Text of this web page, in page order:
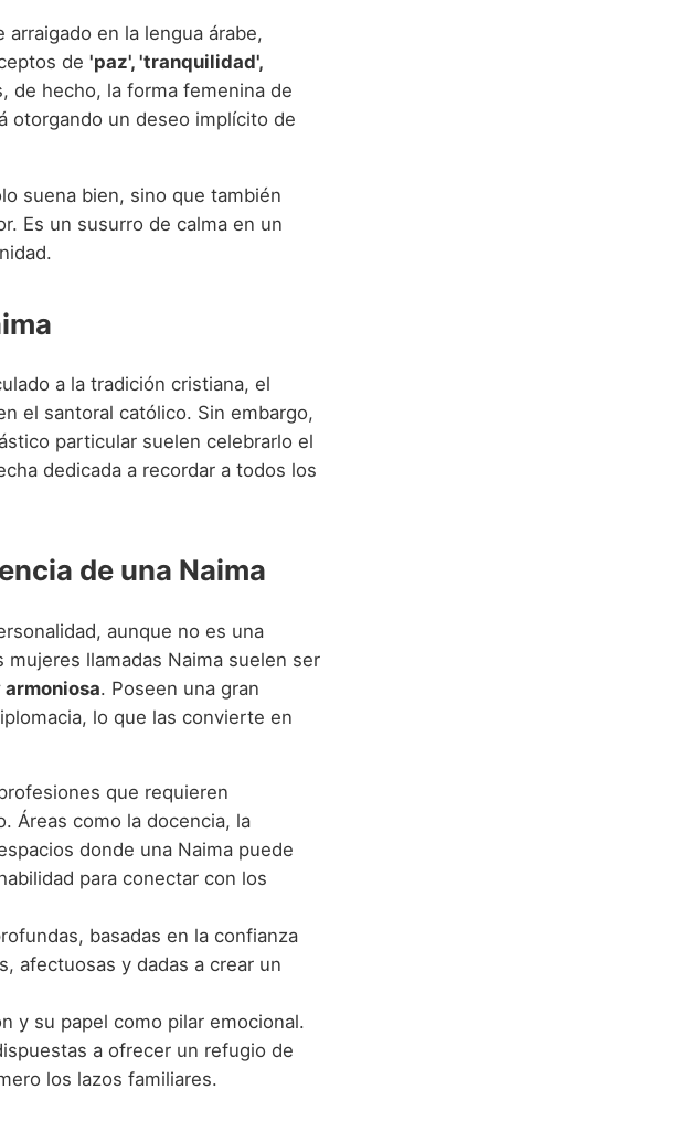
en la lengua árabe,
de 'paz', 'tranquilidad',
de hecho, la forma femenina de
otorgando un deseo implícito de
suena bien, sino que también
Es un susurro de calma en un
a la tradición cristiana, el
el santoral católico. Sin embargo,
particular suelen celebrarlo el
dedicada a recordar a todos los
de una Naima
aunque no es una
llamadas Naima suelen ser
. Poseen una gran
lo que las convierte en
que requieren
Áreas como la docencia, la
donde una Naima puede
para conectar con los
basadas en la confianza
afectuosas y dadas a crear un
y su papel como pilar emocional.
a ofrecer un refugio de
los lazos familiares.